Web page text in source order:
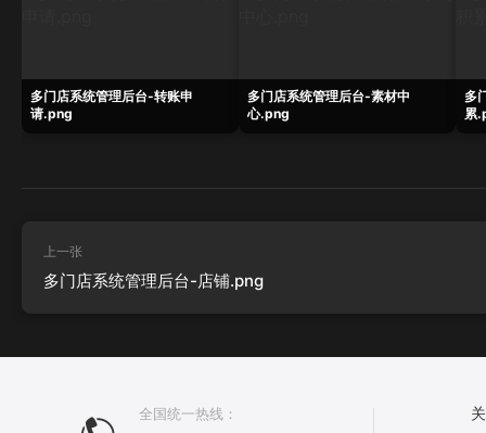
多门店系统管理后台-转账申
请.png
多门店系统管理后台-素材中
心.png
多
累
上一张
多门店系统管理后台-店铺.png
全国统一热线：